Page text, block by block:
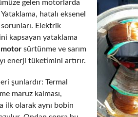
gelen motorlarda
hatalı eksenel
Elektrik
kapsayan yataklama
sürtünme ve sarım
enerji tüketimini artırır.
şunlardır: Termal
maruz kalması,
ilk olarak aynı bobin